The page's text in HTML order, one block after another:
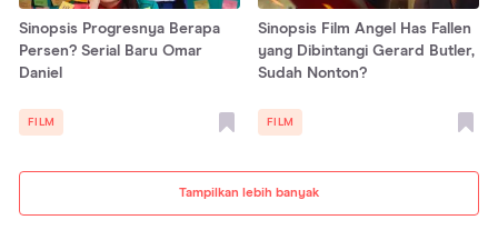
Tampilkan lebih banyak
Sinopsis Progresnya Berapa
Persen? Serial Baru Omar
Daniel
FILM
Sinopsis Film Angel Has Fallen
yang Dibintangi Gerard Butler,
Sudah Nonton?
FILM